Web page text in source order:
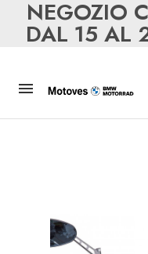
NEGOZIO
DAL 15 AL
